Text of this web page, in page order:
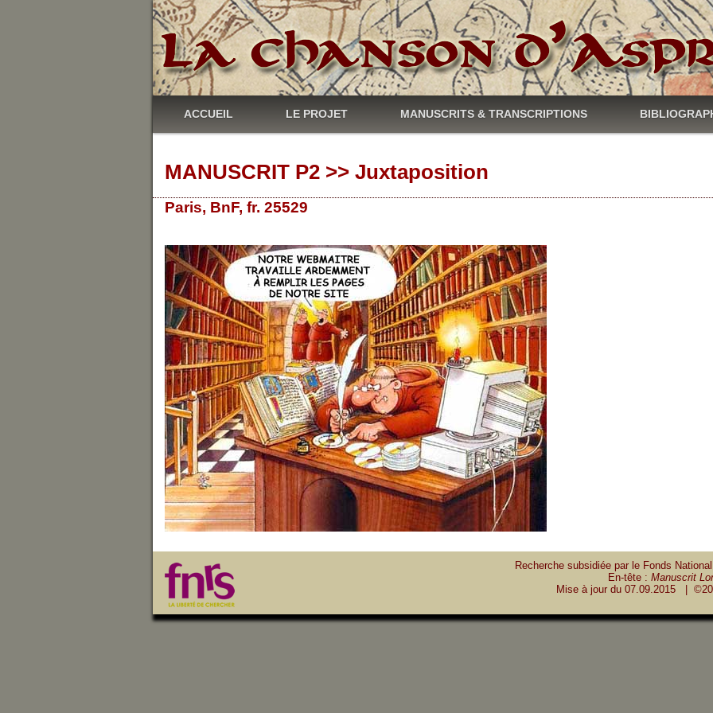
ACCUEIL LE PROJET MANUSCRITS & TRANSCRIPTIONS
MANUSCRIT P2 >> Juxtaposition
Paris, BnF, fr. 25529
Recherche subsidiée par le Fonds
En-tête : Manuscrit
Mise à jour du 07.09.2015 |